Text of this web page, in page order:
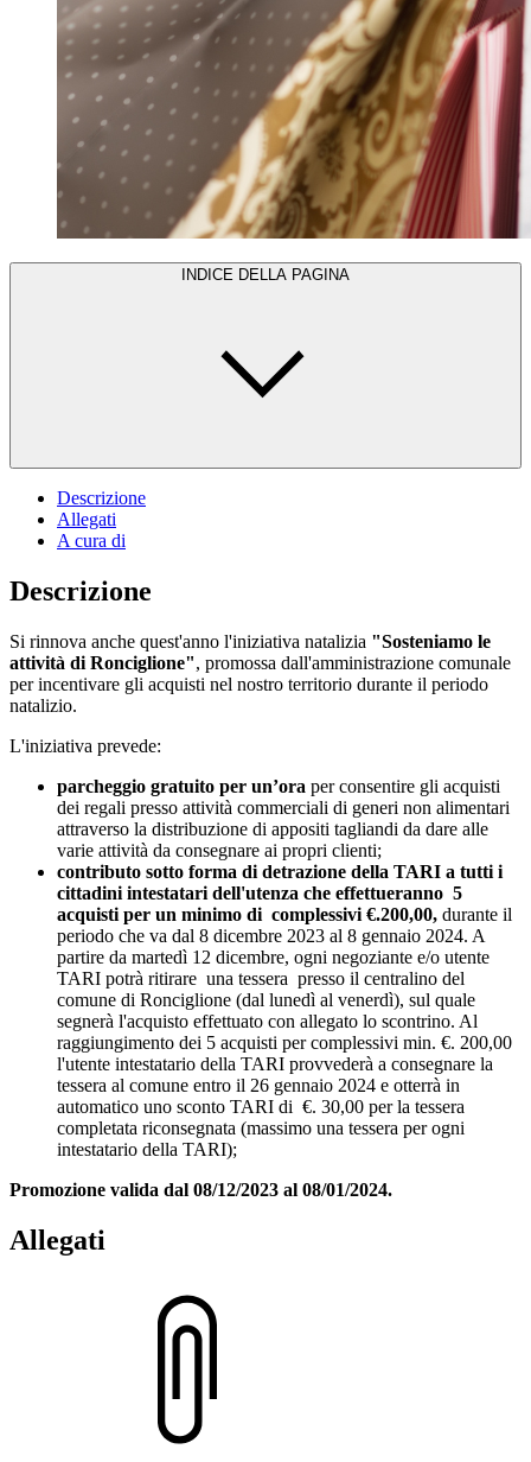
INDICE DELLA PAGINA
Descrizione
Allegati
A cura di
Descrizione
Si rinnova anche quest'anno l'iniziativa natalizia "Sosteniamo le
attività di Ronciglione", promossa dall'amministrazione comunale
per incentivare gli acquisti nel nostro territorio durante il periodo
natalizio.
L'iniziativa prevede:
parcheggio gratuito per un’ora per consentire gli acquisti
dei regali presso attività commerciali di generi non alimentari
attraverso la distribuzione di appositi tagliandi da dare alle
varie attività da consegnare ai propri clienti;
contributo sotto forma di detrazione della TARI a tutti i
cittadini intestatari dell'utenza che effettueranno 5
acquisti per un minimo di complessivi €.200,00, durante il
periodo che va dal 8 dicembre 2023 al 8 gennaio 2024. A
partire da martedì 12 dicembre, ogni negoziante e/o utente
TARI potrà ritirare una tessera presso il centralino del
comune di Ronciglione (dal lunedì al venerdì), sul quale
segnerà l'acquisto effettuato con allegato lo scontrino. Al
raggiungimento dei 5 acquisti per complessivi min. €. 200,00
l'utente intestatario della TARI provvederà a consegnare la
tessera al comune entro il 26 gennaio 2024 e otterrà in
automatico uno sconto TARI di €. 30,00 per la tessera
completata riconsegnata (massimo una tessera per ogni
intestatario della TARI);
Promozione valida dal 08/12/2023 al 08/01/2024.
Allegati